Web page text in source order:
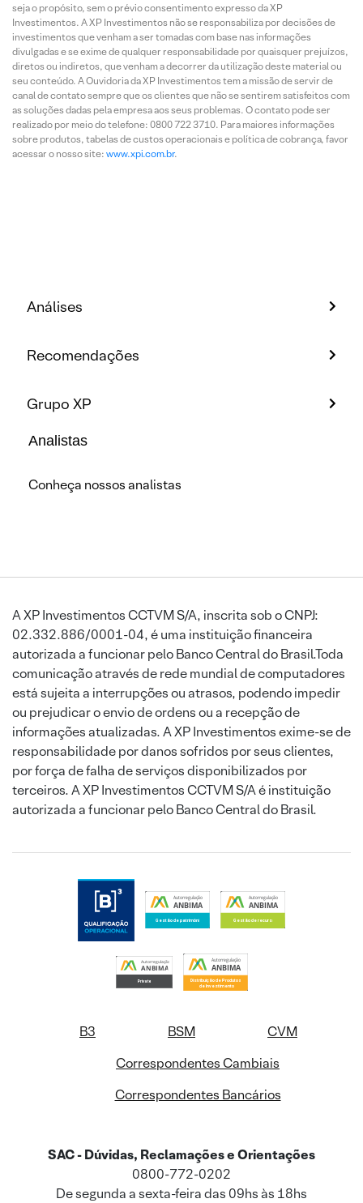
seja o propósito, sem o prévio consentimento expresso da XP
Investimentos. A XP Investimentos não se responsabiliza por decisões de
investimentos que venham a ser tomadas com base nas informações
divulgadas e se exime de qualquer responsabilidade por quaisquer prejuízos,
diretos ou indiretos, que venham a decorrer da utilização deste material ou
seu conteúdo. A Ouvidoria da XP Investimentos tem a missão de servir de
canal de contato sempre que os clientes que não se sentirem satisfeitos com
as soluções dadas pela empresa aos seus problemas. O contato pode ser
realizado por meio do telefone: 0800 722 3710. Para maiores informações
sobre produtos, tabelas de custos operacionais e política de cobrança, favor
acessar o nosso site: www.xpi.com.br.
Análises
Recomendações
Grupo XP
Analistas
Conheça nossos analistas
A XP Investimentos CCTVM S/A, inscrita sob o CNPJ:
02.332.886/0001-04, é uma instituição financeira
autorizada a funcionar pelo Banco Central do Brasil.Toda
comunicação através de rede mundial de computadores
está sujeita a interrupções ou atrasos, podendo impedir
ou prejudicar o envio de ordens ou a recepção de
informações atualizadas. A XP Investimentos exime-se de
responsabilidade por danos sofridos por seus clientes,
por força de falha de serviços disponibilizados por
terceiros. A XP Investimentos CCTVM S/A é instituição
autorizada a funcionar pelo Banco Central do Brasil.
B3 BSM
CVM
Correspondentes Cambiais
Correspondentes Bancários
SAC - Dúvidas, Reclamações e Orientações
0800-772-0202
De segunda a sexta-feira das 09hs às 18hs